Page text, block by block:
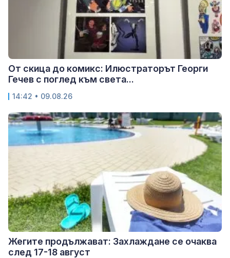
От скица до комикс: Илюстраторът Георги
Гечев с поглед към света...
14:42 • 09.08.26
Жегите продължават: Захлаждане се очаква
след 17-18 август